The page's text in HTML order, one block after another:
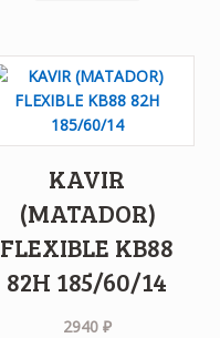
KAVIR
(MATADOR)
FLEXIBLE KB88
82H 185/60/14
2940 ₽